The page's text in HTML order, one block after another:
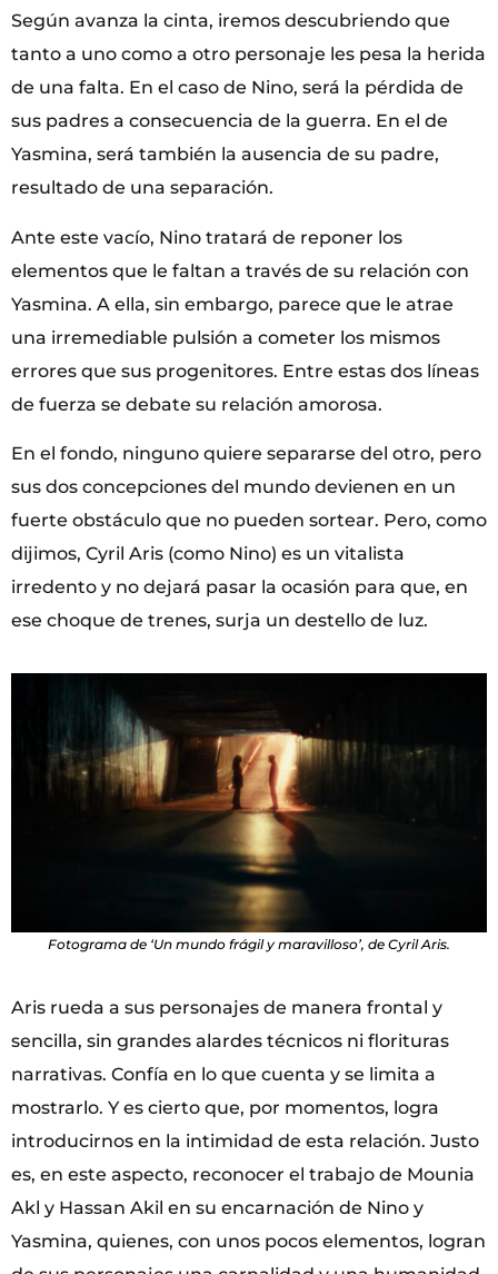
Según avanza la cinta, iremos descubriendo que
tanto a uno como a otro personaje les pesa la herida
de una falta. En el caso de Nino, será la pérdida de
sus padres a consecuencia de la guerra. En el de
Yasmina, será también la ausencia de su padre,
resultado de una separación.
Ante este vacío, Nino tratará de reponer los
elementos que le faltan a través de su relación con
Yasmina. A ella, sin embargo, parece que le atrae
una irremediable pulsión a cometer los mismos
errores que sus progenitores. Entre estas dos líneas
de fuerza se debate su relación amorosa.
En el fondo, ninguno quiere separarse del otro, pero
sus dos concepciones del mundo devienen en un
fuerte obstáculo que no pueden sortear. Pero, como
dijimos, Cyril Aris (como Nino) es un vitalista
irredento y no dejará pasar la ocasión para que, en
ese choque de trenes, surja un destello de luz.
Fotograma de ‘Un mundo frágil y maravilloso’, de Cyril Aris.
Aris rueda a sus personajes de manera frontal y
sencilla, sin grandes alardes técnicos ni florituras
narrativas. Confía en lo que cuenta y se limita a
mostrarlo. Y es cierto que, por momentos, logra
introducirnos en la intimidad de esta relación. Justo
es, en este aspecto, reconocer el trabajo de Mounia
Akl y Hassan Akil en su encarnación de Nino y
Yasmina, quienes, con unos pocos elementos, logran